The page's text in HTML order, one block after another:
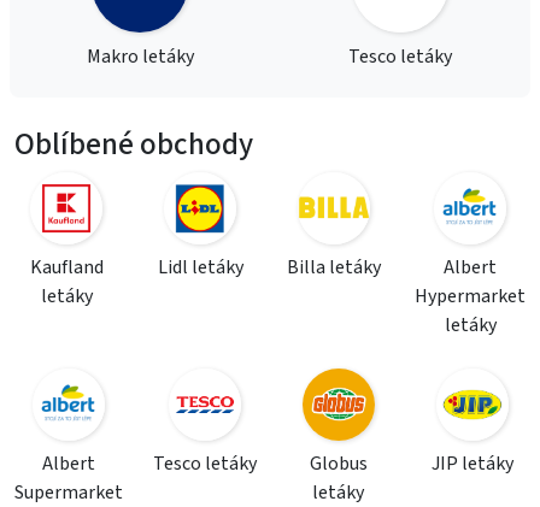
Makro letáky Tesco letáky
Oblíbené obchody
Kaufland
letáky
Lidl letáky Billa letáky
Albert
Hypermarket
letáky
Albert
Supermarket
Tesco letáky
Globus
letáky
JIP letáky